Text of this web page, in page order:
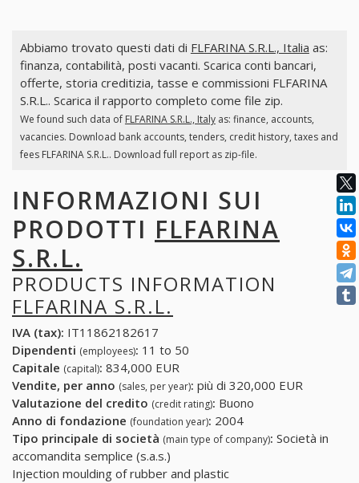
Abbiamo trovato questi dati di FLFARINA S.R.L., Italia as:
finanza, contabilità, posti vacanti. Scarica conti bancari,
offerte, storia creditizia, tasse e commissioni FLFARINA
S.R.L.. Scarica il rapporto completo come file zip.
We found such data of FLFARINA S.R.L., Italyas: finance, accounts,
vacancies. Download bank accounts, tenders, credit history, taxes and
fees FLFARINA S.R.L.. Download full report as zip-file.
INFORMAZIONI SUI
PRODOTTI FLFARINA
S.R.L.
PRODUCTS INFORMATION
FLFARINA S.R.L.
IVA (tax): IT11862182617
Dipendenti (employees): 11 to 50
Capitale (capital): 834,000 EUR
Vendite, per anno (sales, per year): più di 320,000 EUR
Valutazione del credito (credit rating): Buono
Anno di fondazione (foundation year): 2004
Tipo principale di società (main type of company): Società in
accomandita semplice (s.a.s.)
Injection moulding of rubber and plastic